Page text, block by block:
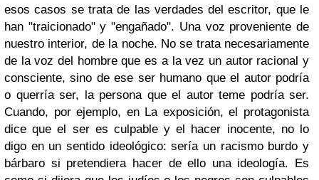
esos casos se trata de las verdades del escritor, que le
han "traicionado" y "engañado". Una voz proveniente de
nuestro interior, de la noche. No se trata necesariamente
de la voz del hombre que es a la vez un autor racional y
consciente, sino de ese ser humano que el autor podría
o querría ser, la persona que el autor teme podría ser.
Cuando, por ejemplo, en La exposición, el protagonista
dice que el ser es culpable y el hacer inocente, no lo
digo en un sentido ideológico: sería un racismo burdo y
bárbaro si pretendiera hacer de ello una ideología. Es